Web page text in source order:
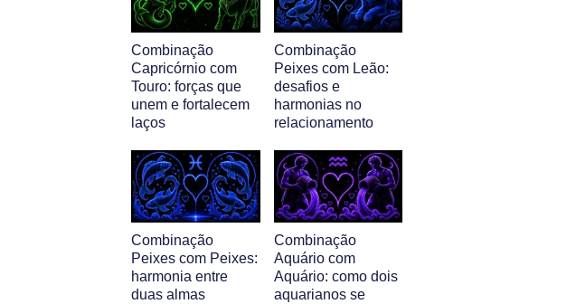
Combinação
Capricórnio com
Touro: forças que
unem e fortalecem
laços
Combinação
Peixes com Leão:
desafios e
harmonias no
relacionamento
Combinação
Peixes com Peixes:
harmonia entre
duas almas
Combinação
Aquário com
Aquário: como dois
aquarianos se